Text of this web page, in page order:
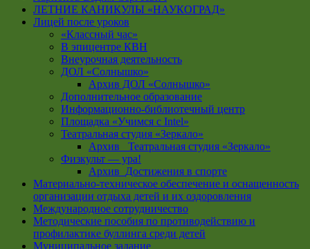
ЛЕТНИЕ КАНИКУЛЫ «НАУКОГРАД»
Лицей после уроков
«Классный час»
В эпицентре КВН
Внеурочная деятельность
ДОЛ «Солнышко»
Архив ДОЛ «Солнышко»
Дополнительное образование
Информационно-библиотечный центр
Площадка «Учимся с Intel»
Театральная студия «Зеркало»
Архив _Театральная студия «Зеркало»
Физкульт — ура!
Архив_Достижения в спорте
Материально-техническое обеспечение и оснащенность
организации отдыха детей и их оздоровления
Международное сотрудничество
Методические пособия по противодействию и
профилактике буллинга среди детей
Муниципальное задание